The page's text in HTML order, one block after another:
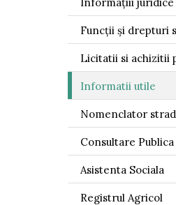
Funcții și drepturi
Licitatii si achizitii
Informatii utile
Nomenclator
Consultare Publica
Asistenta Sociala
Registrul Agricol